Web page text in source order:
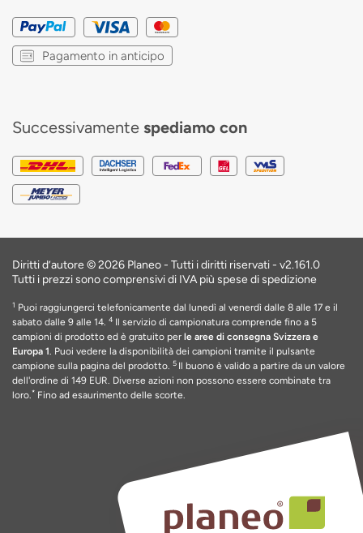
Pagamento in anticipo
Successivamente spediamo con
Diritti d’autore © 2026 Planeo - Tutti i diritti riservati - v2.161.0
Tutti i prezzi sono comprensivi di IVA più spese di spedizione
1 Puoi raggiungerci telefonicamente dal lunedì al venerdì dalle 8 alle 17 e il
sabato dalle 9 alle 14. 4 Il servizio di campionatura comprende fino a 5
campioni di prodotto ed è gratuito per le aree di consegna Svizzera e
Europa 1. Puoi vedere la disponibilità dei campioni tramite il pulsante
campione sulla pagina del prodotto. 5 Il buono è valido a partire da un valore
dell'ordine di 149 EUR. Diverse azioni non possono essere combinate tra
loro.* Fino ad esaurimento delle scorte.